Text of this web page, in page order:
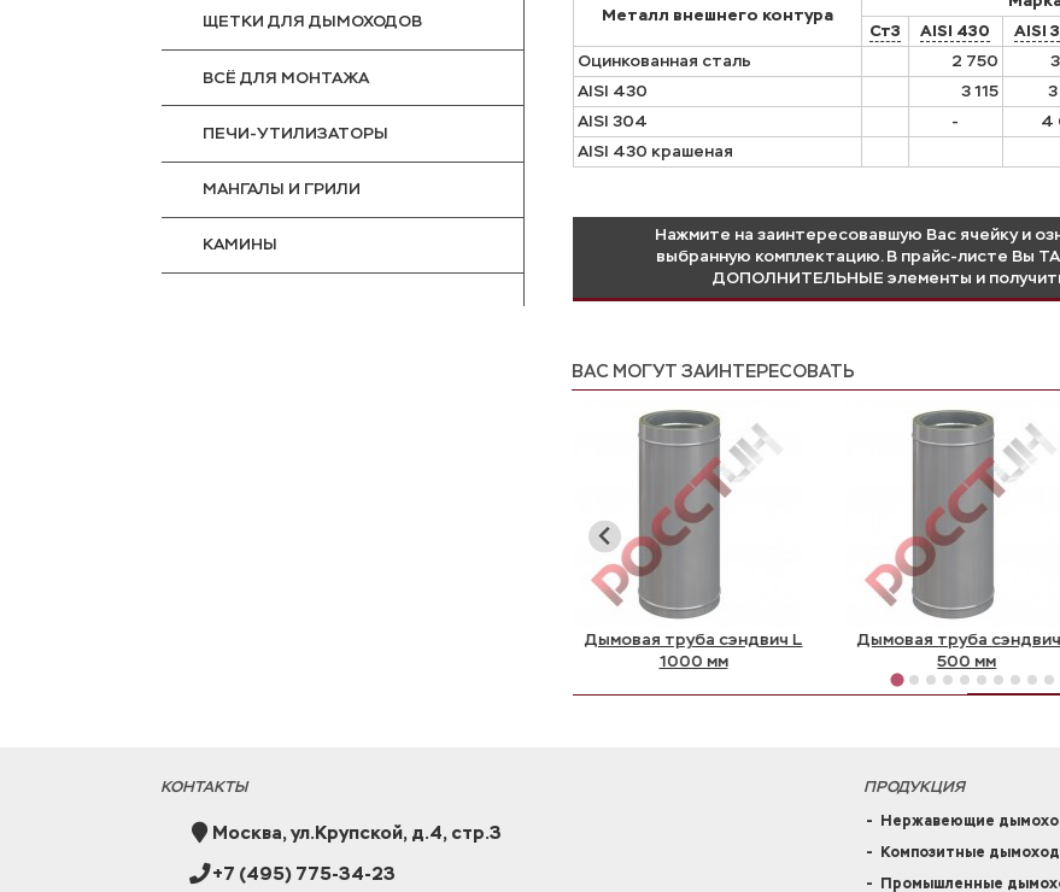
Металл внешнего контура
Ст3
AISI 430 AISI
Оцинкованная сталь
2 750
AISI 430
3 115
AISI 304
- 4
AISI 430 крашеная
Нажмите на заинтересовавшую Вас ячейку и
выбранную комплектацию. В прайс-листе Вы
ДОПОЛНИТЕЛЬНЫЕ элементы и
ВАС МОГУТ ЗАИНТЕРЕСОВАТЬ
Дымовая труба сэндвич L
1000 мм
Дымовая труба
500 мм
ЩЕТКИ ДЛЯ ДЫМОХОДОВ
ВСЁ ДЛЯ МОНТАЖА
ПЕЧИ-УТИЛИЗАТОРЫ
МАНГАЛЫ И ГРИЛИ
КАМИНЫ
КОНТАКТЫ
Москва, ул.Крупской, д.4, стр.3
+7 (495) 775-34-23
ПРОДУКЦИЯ
Нержавеющие
Композитные
Промышленные